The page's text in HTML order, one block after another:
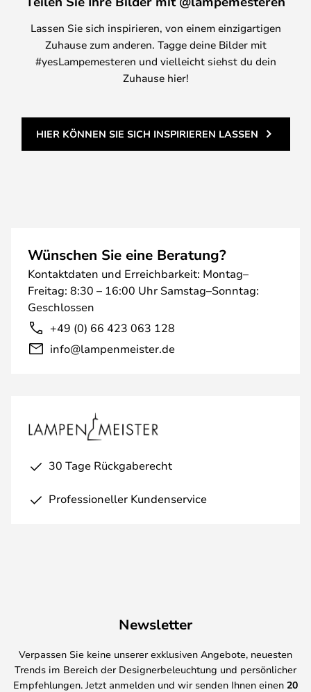
Lassen Sie sich inspirieren, von einem einzigartigen
Zuhause zum anderen. Tagge deine Bilder mit
#yesLampemesteren und vielleicht siehst du dein
Zuhause hier!
HIER KÖNNEN SIE SICH INSPIRIEREN LASSEN
Wünschen Sie eine Beratung?
Kontaktdaten und Erreichbarkeit: Montag–
Freitag: 8:30 – 16:00 Uhr Samstag–Sonntag:
Geschlossen
+49 (0) 66 423 063 128
info@lampenmeister.de
30 Tage Rückgaberecht
Professioneller Kundenservice
Newsletter
Verpassen Sie keine unserer exklusiven Angebote, neuesten
Trends im Bereich der Designerbeleuchtung und persönlicher
Empfehlungen. Jetzt anmelden und wir senden Ihnen einen 20